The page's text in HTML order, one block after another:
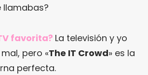
llamabas?
favorita? La televisión y yo
pero «The IT Crowd» es la
perfecta.